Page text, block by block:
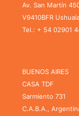
Av. San Martín
V9410BFR
Tel.: + 54 02901
BUENOS AIRES
CASA TDF
Sarmiento 731
C.A.B.A.,